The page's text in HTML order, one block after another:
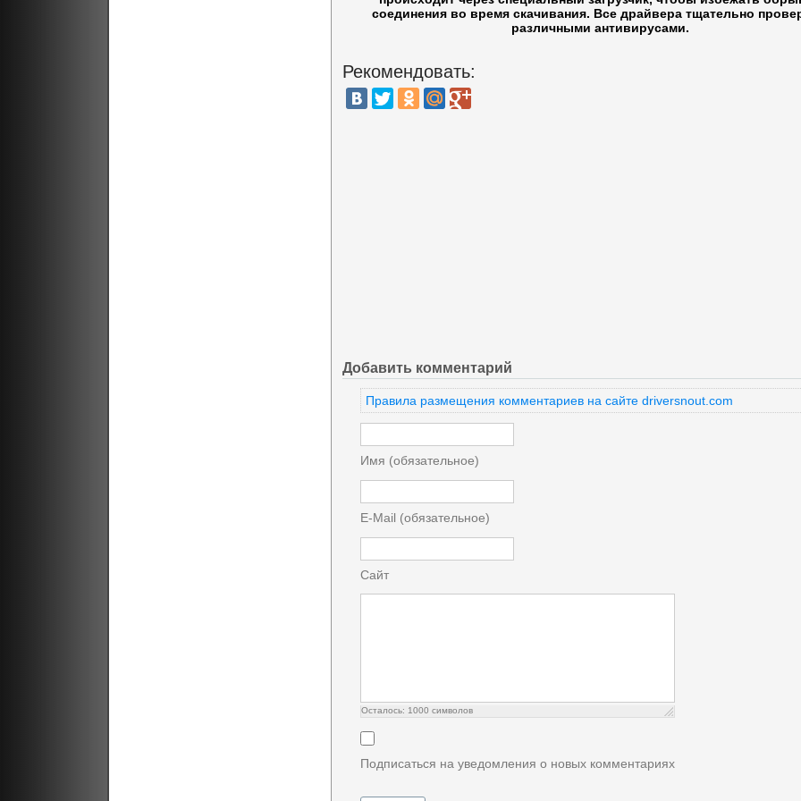
соединения во время скачивания. Все драйвера тщательно
различными антивирусами.
Рекомендовать:
Добавить комментарий
Правила размещения комментариев на сайте driversnout.com
Имя (обязательное)
E-Mail (обязательное)
Сайт
Осталось: 1000 символов
Подписаться на уведомления о новых комментариях